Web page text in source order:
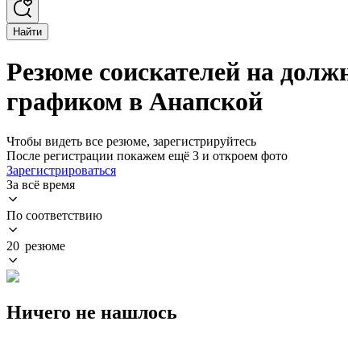
Найти
Резюме соискателей на
графиком в Анапской
Чтобы видеть все резюме, зарегистрируйтесь
После регистрации покажем ещё 3 и откроем фото
Зарегистрироваться
За всё время
По соответствию
20 резюме
Ничего не нашлось